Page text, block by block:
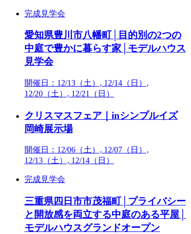
完成見学会
愛知県豊川市八幡町│目的別の2つの
中庭で豊かに暮らす家│モデルハウス
見学会
開催日：12/13（土）, 12/14（日）,
12/20（土）, 12/21（日）
クリスマスフェア｜inシンプルイズ
岡崎展示場
開催日：12/06（土）, 12/07（日）,
12/13（土）, 12/14（日）
完成見学会
三重県四日市市茂福町│プライバシー
と開放感を両立する中庭のある平屋│
モデルハウスグランドオープン